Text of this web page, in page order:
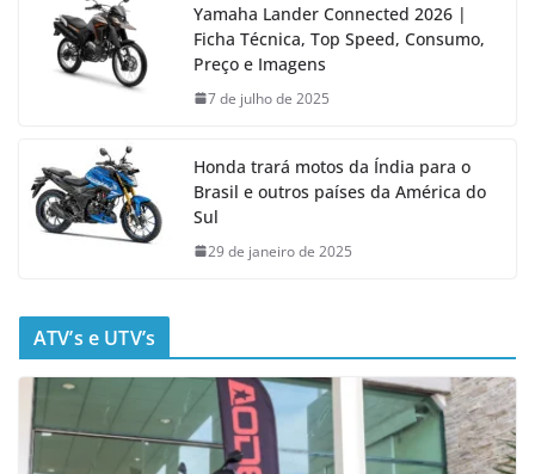
Yamaha Lander Connected 2026 |
Ficha Técnica, Top Speed, Consumo,
Preço e Imagens
7 de julho de 2025
Honda trará motos da Índia para o
Brasil e outros países da América do
Sul
29 de janeiro de 2025
ATV’s e UTV’s